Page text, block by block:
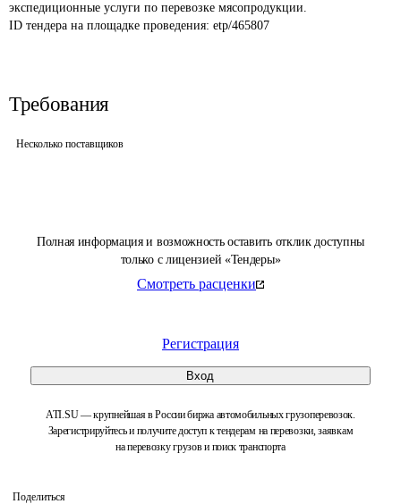
Полная информация и возможность оставить отклик доступны
только с лицензией «Тендеры»
Смотреть расценки
Регистрация
Вход
ATI.SU — крупнейшая в России биржа автомобильных грузоперевозок.
Зарегистрируйтесь и получите доступ к тендерам на перевозки, заявкам
на перевозку грузов и поиск транспорта
Поделиться
экспедиционные услуги по перевозке мясопродукции.
ID тендера на площадке проведения: etp/465807
Требования
Несколько поставщиков